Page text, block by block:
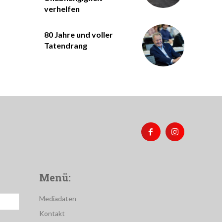
verhelfen
80 Jahre und voller
Tatendrang
Menü:
Mediadaten
Kontakt